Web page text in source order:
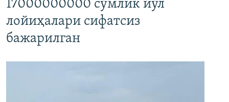
17000000000 сўмлик йўл
лойиҳалари сифатсиз
бажарилган